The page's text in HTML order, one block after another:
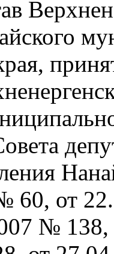
60, от
№